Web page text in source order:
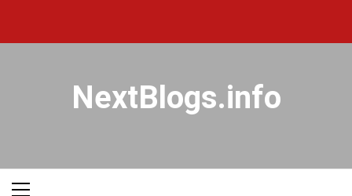
NextBlogs.info